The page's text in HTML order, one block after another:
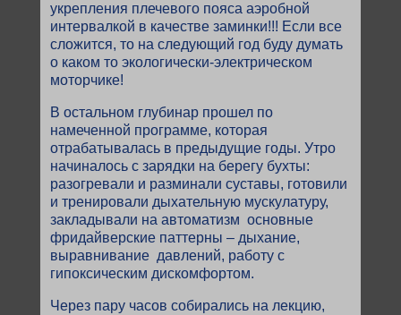
укрепления плечевого пояса аэробной
интервалкой в качестве заминки!!! Если все
сложится, то на следующий год буду думать
о каком то экологически-электрическом
моторчике!
В остальном глубинар прошел по
намеченной программе, которая
отрабатывалась в предыдущие годы. Утро
начиналось с зарядки на берегу бухты:
разогревали и разминали суставы, готовили
и тренировали дыхательную мускулатуру,
закладывали на автоматизм основные
фридайверские паттерны – дыхание,
выравнивание давлений, работу с
гипоксическим дискомфортом.
Через пару часов собирались на лекцию,